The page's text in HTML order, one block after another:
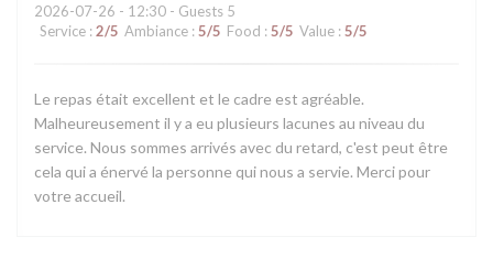
2026-07-26 - 12:30 - Guests 5
Service : 2/5 Ambiance : 5/5 Food : 5/5 Value : 5/5
Le repas était excellent et le cadre est agréable.
Malheureusement il y a eu plusieurs lacunes au niveau du
service. Nous sommes arrivés avec du retard, c'est peut être
cela qui a énervé la personne qui nous a servie. Merci pour
votre accueil.